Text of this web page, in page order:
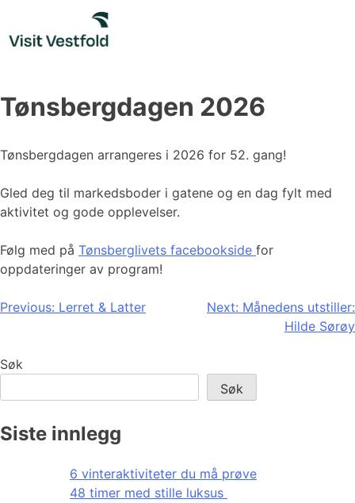
content
Tønsbergdagen 2026
Tønsbergdagen arrangeres i 2026 for 52. gang!
Gled deg til markedsboder i gatene og en dag fylt med
aktivitet og gode opplevelser.
Følg med på Tønsberglivets facebookside for
oppdateringer av program!
Innleggsnavigasjon
Previous: Lerret & Latter Next: Månedens utstiller:
Hilde Sørøy
Søk
Søk
Siste innlegg
6 vinteraktiviteter du må prøve
48 timer med stille luksus